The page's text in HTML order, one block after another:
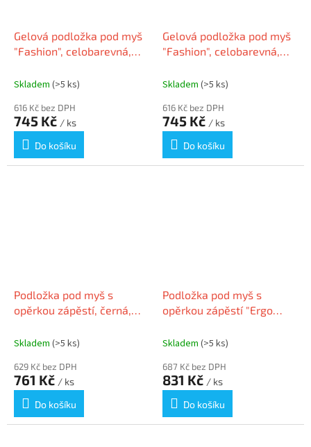
Gelová podložka pod myš
"Fashion", celobarevná,
Skladem (>5 ks)
616 Kč bez DPH
745 Kč / ks
Do košíku
Gelová podložka pod myš
"Fashion", celobarevná,
Skladem (>5 ks)
616 Kč bez DPH
745 Kč / ks
Do košíku
Podložka pod myš s
opěrkou zápěstí, černá,
Skladem (>5 ks)
629 Kč bez DPH
761 Kč / ks
Do košíku
Podložka pod myš s
opěrkou zápěstí "Ergo
nastavitelná, LEITZ
Skladem (>5 ks)
687 Kč bez DPH
831 Kč / ks
Do košíku